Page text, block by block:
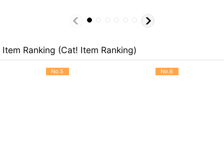
Item Ranking (Cat! Item Ranking)
No.5 No.6